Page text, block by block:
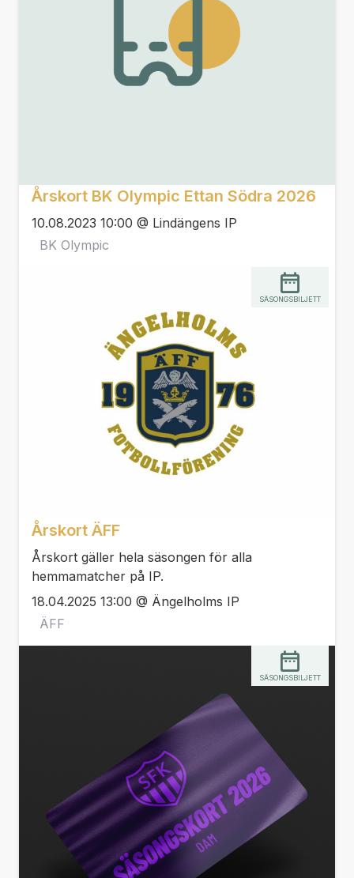
Årskort BK Olympic Ettan Södra 2026
10.08.2023 10:00 @ Lindängens IP
BK Olympic
Årskort ÄFF
Årskort gäller hela säsongen för alla
hemmamatcher på IP.
18.04.2025 13:00 @ Ängelholms IP
ÄFF
SÄSONGSBILJETT
SÄSONGSBILJETT